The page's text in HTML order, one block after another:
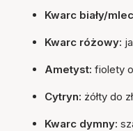
Kwarc biały/
Kwarc różowy:
Ametyst: fiolety
Cytryn: żółty do
Kwarc dymny: